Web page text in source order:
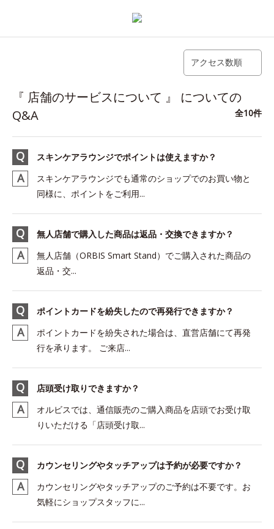
アクセス数順
『 店舗のサービスについて 』 についての
Q&A
全10件
スキンケアラウンジでポイントは使えますか？
スキンケアラウンジでも通常のショップでのお買い物と
同様に、ポイントをご利用...
無人店舗で購入した商品は返品・交換できますか？
無人店舗（ORBIS Smart Stand）でご購入された商品の
返品・交...
ポイントカードを紛失したので再発行できますか？
ポイントカードを紛失された場合は、直営店舗にて再発
行を承ります。 ご来店...
店頭受け取りできますか？
オルビスでは、通信販売のご購入商品を店頭でお受け取
りいただける「店頭受け取...
カウンセリングやタッチアップは予約が必要ですか？
カウンセリングやタッチアップのご予約は不要です。お
気軽にショップスタッフに...